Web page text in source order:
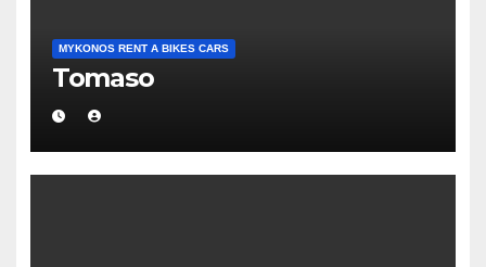
MYKONOS RENT A BIKES CARS
Tomaso